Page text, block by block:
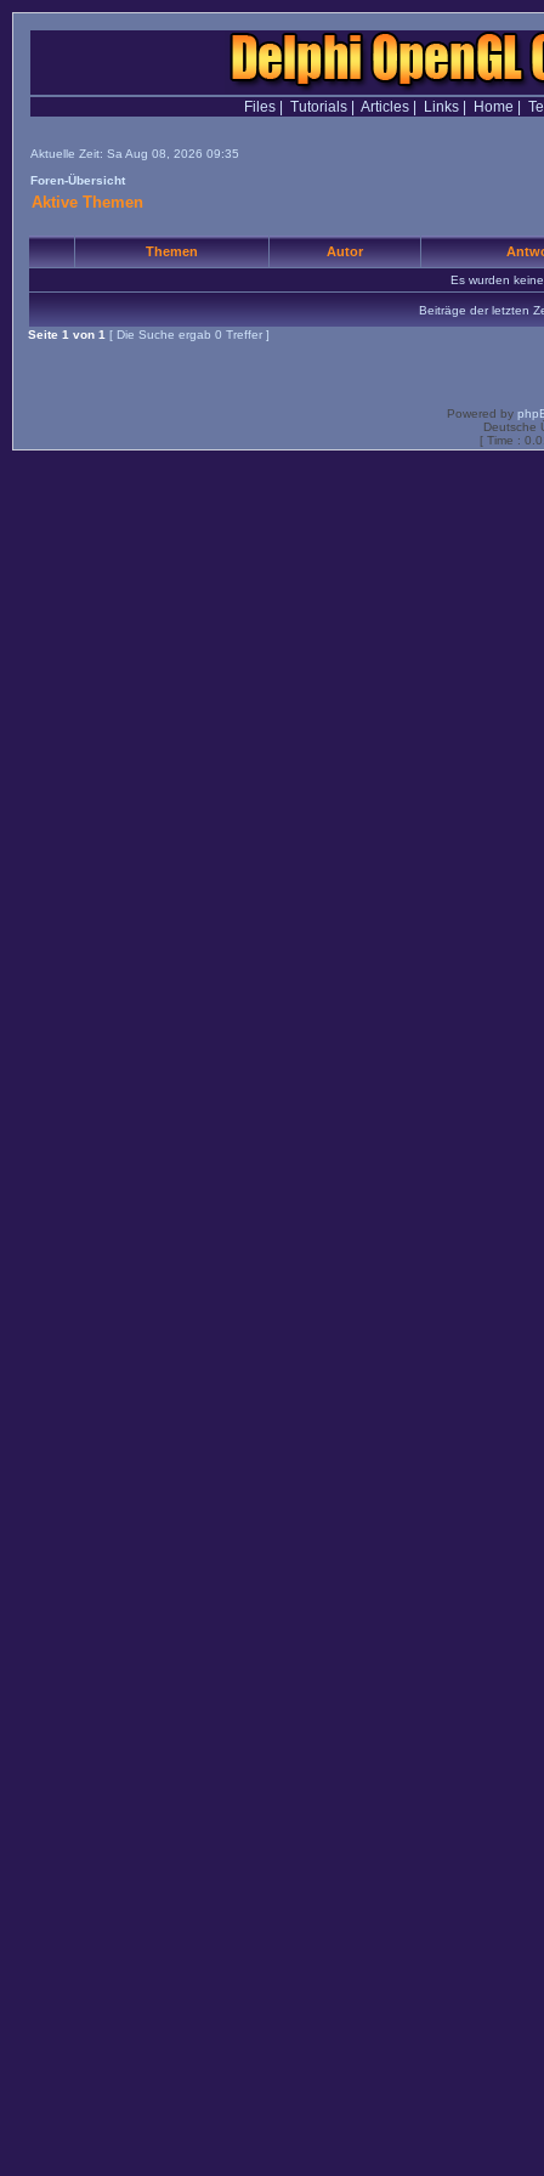
Files| Tutorials| Articles| Links| Home
Aktuelle Zeit: Sa Aug 08, 2026 09:35
Foren-Übersicht
Aktive Themen
Themen Autor
Es wurden
Beiträge der letzten
Seite 1 von 1 [ Die Suche ergab 0 Treffer ]
Powered by
Deutsche
[ Time :